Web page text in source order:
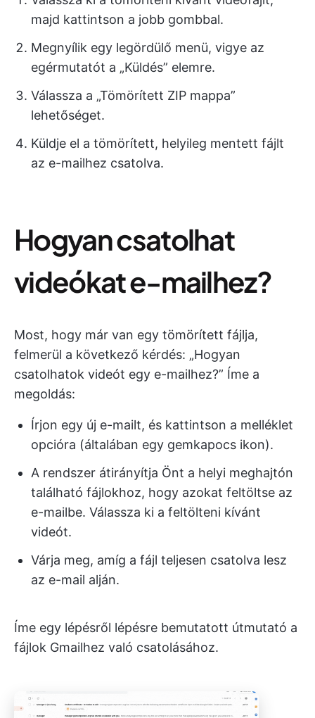
majd kattintson a jobb gombbal.
Megnyílik egy legördülő menü, vigye az
egérmutatót a „Küldés” elemre.
Válassza a „Tömörített ZIP mappa”
lehetőséget.
Küldje el a tömörített, helyileg mentett fájlt
az e-mailhez csatolva.
Hogyan csatolhat
videókat e-mailhez?
Most, hogy már van egy tömörített fájlja,
felmerül a következő kérdés: „Hogyan
csatolhatok videót egy e-mailhez?” Íme a
megoldás:
Írjon egy új e-mailt, és kattintson a melléklet
opcióra (általában egy gemkapocs ikon).
A rendszer átirányítja Önt a helyi meghajtón
található fájlokhoz, hogy azokat feltöltse az
e-mailbe. Válassza ki a feltölteni kívánt
videót.
Várja meg, amíg a fájl teljesen csatolva lesz
az e-mail alján.
Íme egy lépésről lépésre bemutatott útmutató a
fájlok Gmailhez való csatolásához.